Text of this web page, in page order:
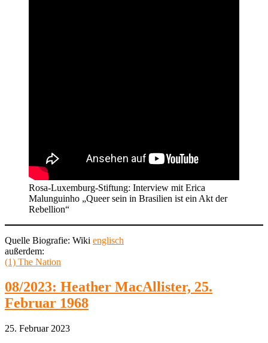
Rosa-Luxemburg-Stiftung: Interview mit Erica
Malunguinho „Queer sein in Brasilien ist ein Akt der
Rebellion“
Quelle Biografie: Wiki englisch
außerdem:
(1) The Nation
08/2023: Heather MacAllister, 25.
Februar 1968
25. Februar 2023